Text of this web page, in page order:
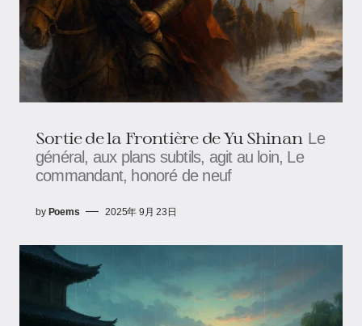
Sortie de la Frontière de Yu Shinan Le
général, aux plans subtils, agit au loin, Le
commandant, honoré de neuf
by Poems 2025年 9月 23日